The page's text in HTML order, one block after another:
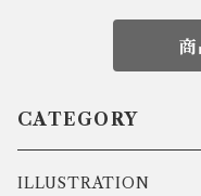
商
CATEGORY
ILLUSTRATION